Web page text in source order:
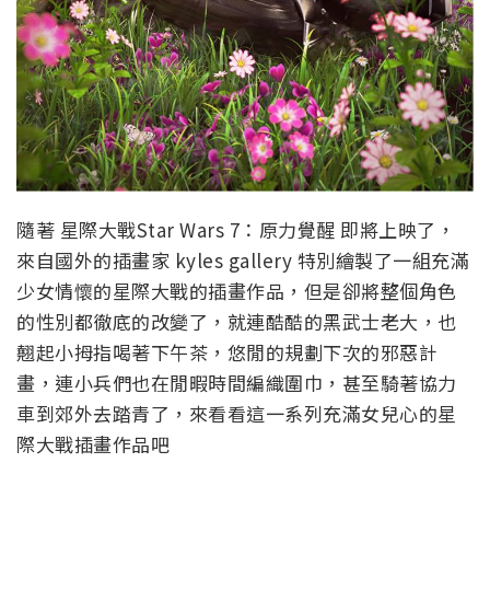
隨著 星際大戰Star Wars 7：原力覺醒 即將上映了，
來自國外的插畫家 kyles gallery 特別繪製了一組充滿
少女情懷的星際大戰的插畫作品，但是卻將整個角色
的性別都徹底的改變了，就連酷酷的黑武士老大，也
翹起小拇指喝著下午茶，悠閒的規劃下次的邪惡計
畫，連小兵們也在閒暇時間編織圍巾，甚至騎著協力
車到郊外去踏青了，來看看這一系列充滿女兒心的星
際大戰插畫作品吧